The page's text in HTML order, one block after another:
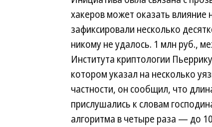
хакеров может оказать
зафиксировали несколько
никому не удалось. 1 млн руб.,
Института криптологии
котором указал на несколько
частности, он сообщил, что
прислушались к словам
алгоритма в четыре раза — до